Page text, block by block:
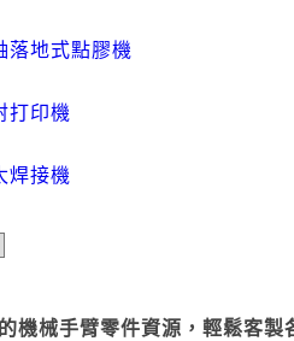
落地式點膠機
打印機
焊接機
機械手臂零件資源，輕鬆客製